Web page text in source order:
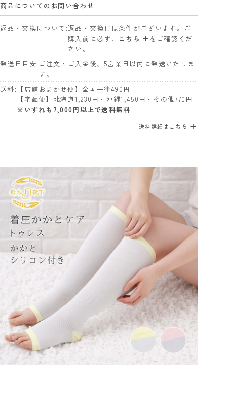
商品についてのお問い合わせ
返品・交換について 返品・交換には条件がございます。ご
購入前に必ず、 こちら + をご確認くだ
さい。
発送日目安 ご注文・ご入金後、5営業日以内に発送いたしま
す。
送料
【店舗おまかせ便】全国一律490円
【宅配便】北海道1,230円・沖縄1,450円・その他770円
※いずれも7,000円以上で送料無料
送料詳細はこちら